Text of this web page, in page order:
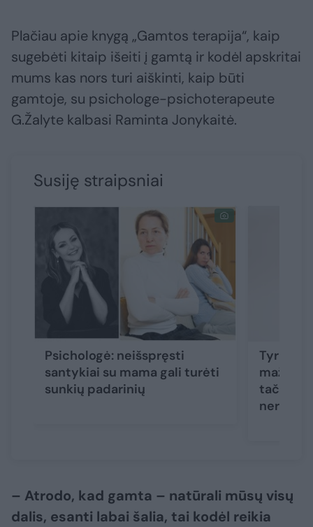
Plačiau apie knygą „Gamtos terapija“, kaip
sugebėti kitaip išeiti į gamtą ir kodėl apskritai
mums kas nors turi aiškinti, kaip būti
gamtoje, su psichologe-psichoterapeute
G.Žalyte kalbasi Raminta Jonykaitė.
Susiję straipsniai
Psichologė: neišspręsti
santykiai su mama gali turėti
sunkių padarinių
mažina
tačiau
neranda
– Atrodo, kad gamta – natūrali mūsų visų
dalis, esanti labai šalia, tai kodėl reikia